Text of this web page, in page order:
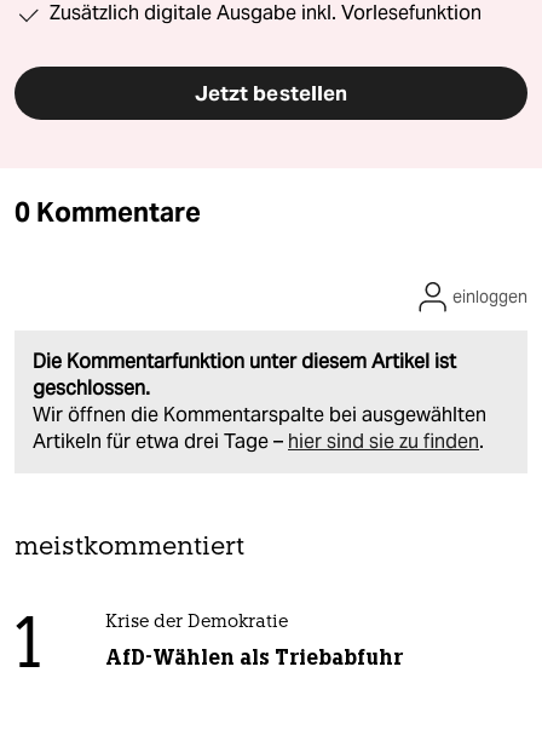
Zusätzlich digitale Ausgabe inkl. Vorlesefunktion
Jetzt bestellen
0 Kommentare
Die Kommentarfunktion unter diesem Artikel ist
geschlossen.
Wir öffnen die Kommentarspalte bei ausgewählten
Artikeln für etwa drei Tage – hier sind sie zu finden.
einloggen
meistkommentiert
1 Krise der Demokratie
AfD-Wählen als Triebabfuhr